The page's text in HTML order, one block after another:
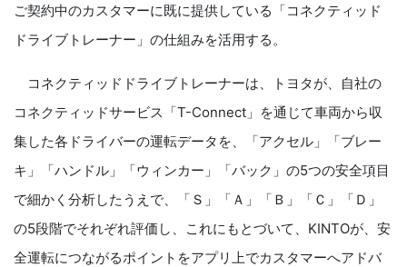
ご契約中のカスタマーに既に提供している「コネクティッド
ドライブトレーナー」の仕組みを活用する。
コネクティッドドライブトレーナーは、トヨタが、自社の
コネクティッドサービス「T-Connect」を通じて車両から収
集した各ドライバーの運転データを、「アクセル」「ブレー
キ」「ハンドル」「ウィンカー」「バック」の5つの安全項目
で細かく分析したうえで、「Ｓ」「Ａ」「Ｂ」「Ｃ」「Ｄ」
の5段階でそれぞれ評価し、これにもとづいて、KINTOが、安
全運転につながるポイントをアプリ上でカスタマーへアドバ